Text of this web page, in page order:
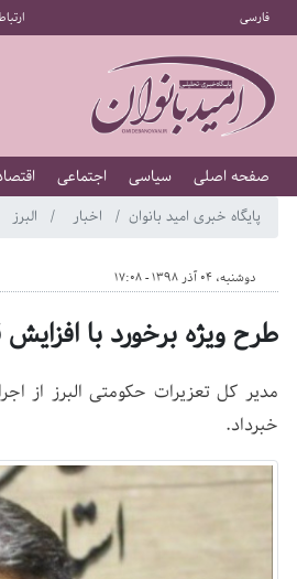
فارسی
صفحه اصلی سیاسی اجتماعی
پایگاه خبری امید بانوان اخبار البرز
دوشنبه، 04 آذر 1398 - 17:08
طرح ویژه برخورد با
مدیر کل تعزیرات حکومتی البرز از
خبرداد.